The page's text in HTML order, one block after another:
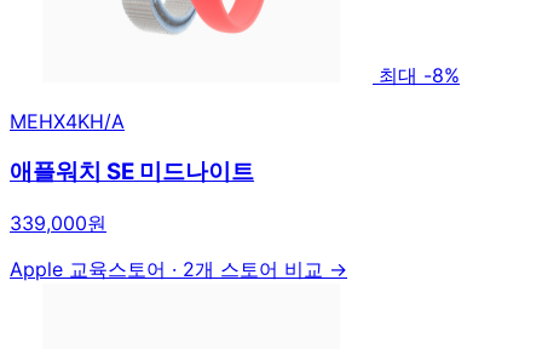
최대 -8%
MEHX4KH/A
애플워치 SE 미드나이트
339,000원
Apple 교육스토어 · 2개 스토어 비교 →